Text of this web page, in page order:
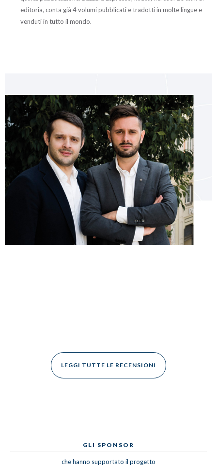
editoria, conta già 4 volumi pubblicati e tradotti in molte lingue e
venduti in tutto il mondo.
LEGGI TUTTE LE RECENSIONI
GLI SPONSOR
che hanno supportato il progetto